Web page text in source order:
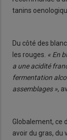
tanins
Du côté des
les rouges. « En
a une acidité
fermentation
assemblages »,
Globalement, ce
avoir du gras, du